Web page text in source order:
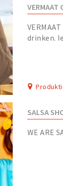
VERMAAT
drinken.
SALSA
WE ARE